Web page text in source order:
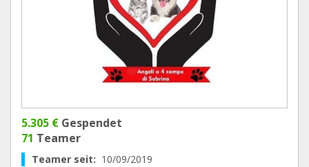
5.305 € Gespendet
71 Teamer
Teamer seit: 10/09/2019